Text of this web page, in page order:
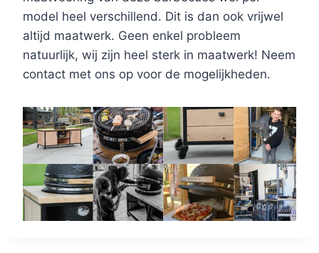
model heel verschillend. Dit is dan ook vrijwel
altijd maatwerk. Geen enkel probleem
natuurlijk, wij zijn heel sterk in maatwerk! Neem
contact met ons op voor de mogelijkheden.